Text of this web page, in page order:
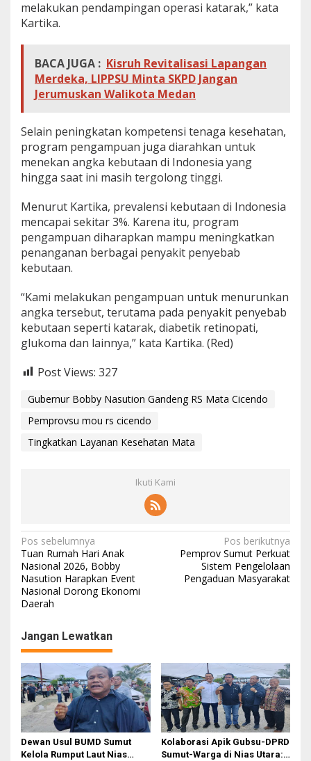
melakukan pendampingan operasi katarak,” kata
Kartika.
BACA JUGA : Kisruh Revitalisasi Lapangan
Merdeka, LIPPSU Minta SKPD Jangan
Jerumuskan Walikota Medan
Selain peningkatan kompetensi tenaga kesehatan,
program pengampuan juga diarahkan untuk
menekan angka kebutaan di Indonesia yang
hingga saat ini masih tergolong tinggi.
Menurut Kartika, prevalensi kebutaan di Indonesia
mencapai sekitar 3%. Karena itu, program
pengampuan diharapkan mampu meningkatkan
penanganan berbagai penyakit penyebab
kebutaan.
“Kami melakukan pengampuan untuk menurunkan
angka tersebut, terutama pada penyakit penyebab
kebutaan seperti katarak, diabetik retinopati,
glukoma dan lainnya,” kata Kartika. (Red)
Post Views: 327
Gubernur Bobby Nasution Gandeng RS Mata Cicendo
Pemprovsu mou rs cicendo
Tingkatkan Layanan Kesehatan Mata
Ikuti Kami
N
a
v
i
a
s
i
p
o
s
Pos sebelumnya
Tuan Rumah Hari Anak
Nasional 2026, Bobby
Nasution Harapkan Event
Nasional Dorong Ekonomi
Daerah
Pos berikutnya
Pemprov Sumut Perkuat
Sistem Pengelolaan
Pengaduan Masyarakat
Jangan Lewatkan
Dewan Usul BUMD Sumut
Kelola Rumput Laut Nias
Kolaborasi Apik Gubsu-DPRD
Sumut-Warga di Nias Utara: